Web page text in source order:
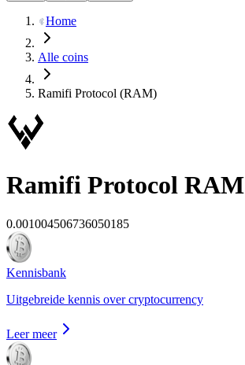
Home
Alle coins
Ramifi Protocol (RAM)
Ramifi Protocol RAM
0.001004506736050185
Kennisbank
Uitgebreide kennis over cryptocurrency
Leer meer